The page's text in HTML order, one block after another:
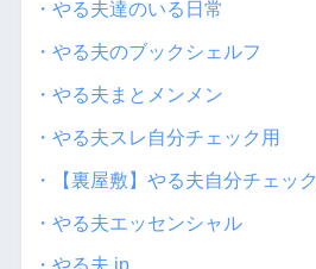
・やる夫達のいる日常
・やる夫のブックシェルフ
・やる夫まとメンメン
・やる夫スレ自分チェック用
・【裏屋敷】やる夫自分チェッ
・やる夫エッセンシャル